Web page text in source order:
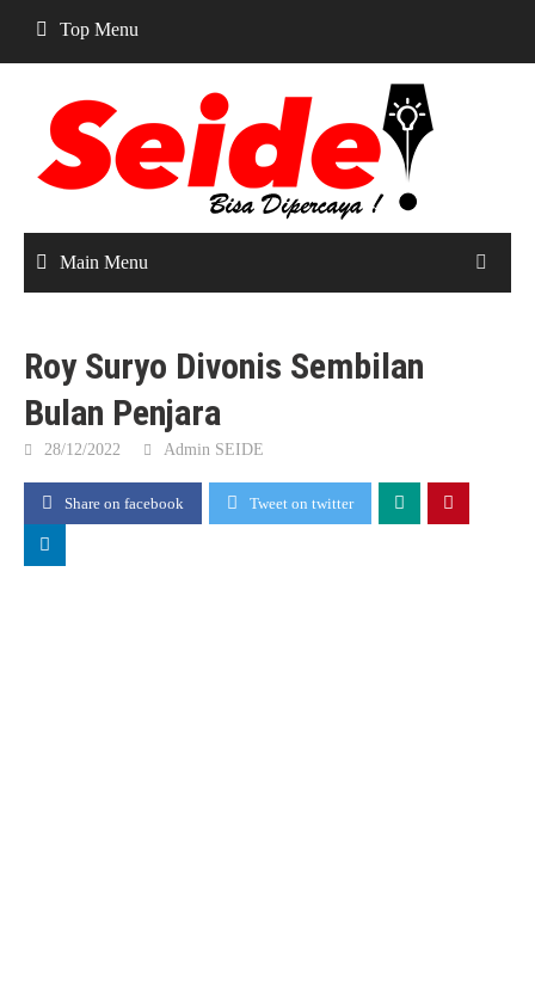
content
Top Menu
Main Menu
Roy Suryo Divonis Sembilan
Bulan Penjara
28/12/2022 Admin SEIDE
Share on facebook Tweet on twitter